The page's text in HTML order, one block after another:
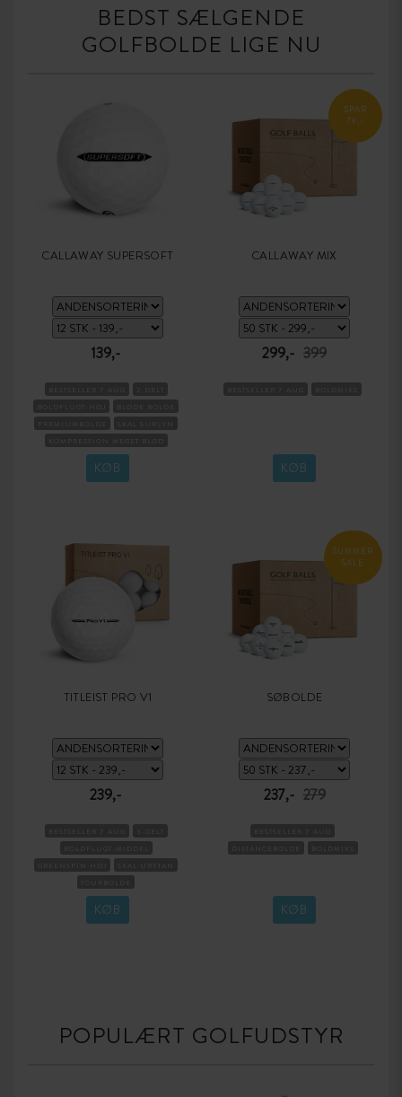
BEDST SÆLGENDE
GOLFBOLDE LIGE NU
CALLAWAY SUPERSOFT
139,-
KØB
SPAR
79,-
CALLAWAY MIX
299,- 399
KØB
TITLEIST PRO V1
239,-
KOMPRESSION MEDIUM
KØB
SUMMER
SALE
SØBOLDE
237,- 279
KØB
POPULÆRT GOLFUDSTYR